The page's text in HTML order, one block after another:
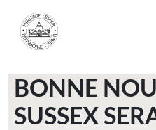
BONNE
SUSSEX